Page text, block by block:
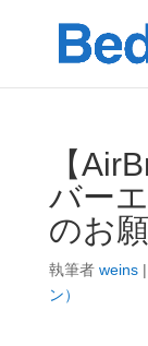
【
バー
のお願
執筆者 weins|
ン）